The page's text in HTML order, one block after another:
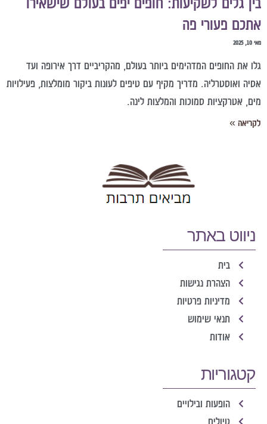
פעורי פה
את החופים המדהימים ביותר בעולם, מהקריביים דרך אירופה ועד
ואוסטרליה. מדריך מקיף עם טיפים לעונות ביקור מומלצות, פעילויות
אטרקציות סמוכות והמלצות לינה.
»
ניווט באתר
בית
הצהרת נגישות
מדיניות פרטיות
תנאי שימוש
אודות
קטגוריות
הופעות ובילויים
טיולים